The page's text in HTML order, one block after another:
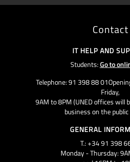
Contact
IT HELP AND
Students:Go to
Telephone: 91 398 88
Friday,
9AM to 8PM (UNED offices will
business on the
GENERAL
T.: +34 91 398
Monday - Thursday: